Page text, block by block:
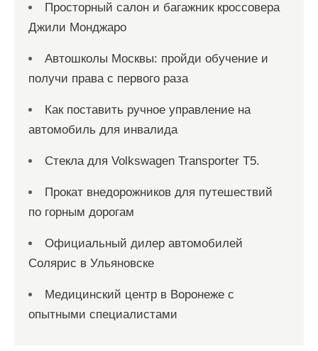
Просторный салон и багажник кроссовера
Джили Монджаро
Автошколы Москвы: пройди обучение и
получи права с первого раза
Как поставить ручное управление на
автомобиль для инвалида
Стекла для Volkswagen Transporter T5.
Прокат внедорожников для путешествий
по горным дорогам
Официальный дилер автомобилей
Солярис в Ульяновске
Медицинский центр в Воронеже с
опытными специалистами